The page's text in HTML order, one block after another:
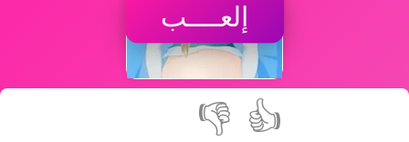
إلعــــب
👍
👎